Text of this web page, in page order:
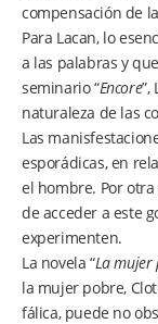
compensación de
Para Lacan, lo
a las palabras y
seminario “Encore”,
naturaleza de las
Las
esporádicas, en
el hombre. Por
de acceder a este
experimenten.
La novela “La mujer
la mujer pobre,
fálica, puede no